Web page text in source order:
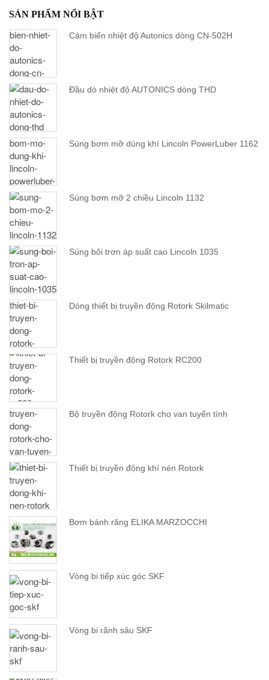
SẢN PHẨM NỔI BẬT
Cảm biến nhiệt độ Autonics dòng CN-502H
Đầu dò nhiệt độ AUTONICS dòng THD
Súng bơm mỡ dùng khí Lincoln PowerLuber 1162
Súng bơm mỡ 2 chiều Lincoln 1132
Súng bôi trơn áp suất cao Lincoln 1035
Dòng thiết bị truyền động Rotork Skilmatic
Thiết bị truyền động Rotork RC200
Bộ truyền động Rotork cho van tuyến tính
Thiết bị truyền động khí nén Rotork
Bơm bánh răng ELIKA MARZOCCHI
Vòng bi tiếp xúc góc SKF
Vòng bi rãnh sâu SKF